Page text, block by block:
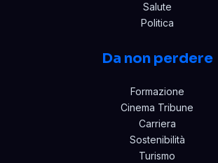
Salute
Politica
Da non perdere
Formazione
Cinema Tribune
Carriera
Sostenibilità
Turismo